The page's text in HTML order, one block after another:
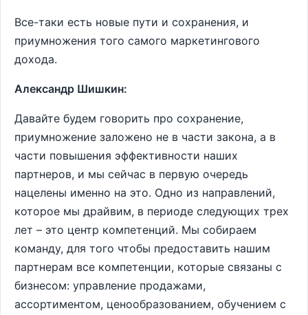
Все-таки есть новые пути и сохранения, и
приумножения того самого маркетингового
дохода.
Александр Шишкин:
Давайте будем говорить про сохранение,
приумножение заложено не в части закона, а в
части повышения эффективности наших
партнеров, и мы сейчас в первую очередь
нацелены именно на это. Одно из направлений,
которое мы драйвим, в периоде следующих трех
лет – это центр компетенций. Мы собираем
команду, для того чтобы предоставить нашим
партнерам все компетенции, которые связаны с
бизнесом: управление продажами,
ассортиментом, ценообразованием, обучением с